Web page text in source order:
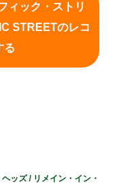
ィック・ストリ
STREETのレコ
る
ヘッズ / リメイン・イン・